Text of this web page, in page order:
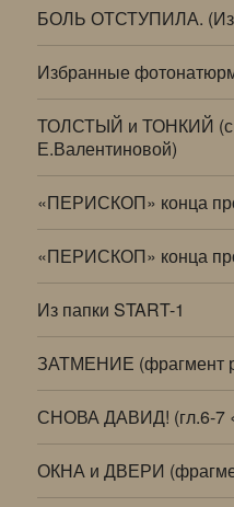
БОЛЬ ОТСТУПИЛА. (Из
Избранные
ТОЛСТЫЙ и ТОНКИЙ (с
Е.Валентиновой)
«ПЕРИСКОП» конца
«ПЕРИСКОП» конца
Из папки START-1
ЗАТМЕНИЕ (фрагмент
СНОВА ДАВИД! (гл.6-7
ОКНА и ДВЕРИ